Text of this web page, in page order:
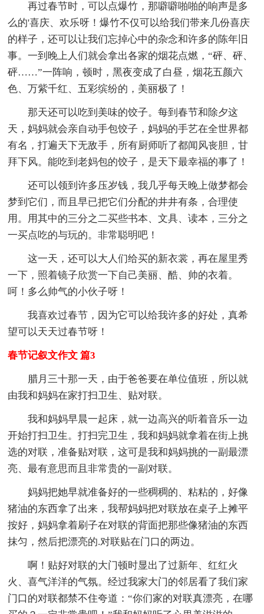
再过春节时，可以点爆竹，那噼噼啪啪的响声是多
么的'喜庆、欢乐呀！爆竹不仅可以给我们带来几份喜庆
的样子，还可以让我们忘掉心中的杂念和许多的陈年旧
事。一到晚上人们就会拿出各家的烟花点燃，“砰、砰、
砰……”一阵响，顿时，黑夜变成了白昼，烟花五颜六
色、万紫千红、五彩缤纷的，美丽极了！
那天还可以吃到美味的饺子。每到春节和除夕这
天，妈妈就会亲自动手包饺子，妈妈的手艺在全世界都
有名，打遍天下无敌手，所有厨师听了都闻风丧胆，甘
拜下风。能吃到老妈包的饺子，是天下最幸福的事了！
还可以领到许多压岁钱，我几乎每天晚上做梦都会
梦到它们，而且早已把它们分配的井井有条，合理使
用。用其中的三分之二买些书本、文具、读本，三分之
一买点吃的与玩的。非常聪明吧！
这一天，还可以大人们给买的新衣裳，再在屋里秀
一下，照着镜子欣赏一下自己美丽、酷、帅的衣着。
呵！多么帅气的小伙子呀！
我喜欢过春节，因为它可以给我许多的好处，真希
望可以天天过春节呀！
春节记叙文作文 篇3
腊月三十那一天，由于爸爸要在单位值班，所以就
由我和妈妈在家打扫卫生、贴对联。
我和妈妈早晨一起床，就一边高兴的听着音乐一边
开始打扫卫生。打扫完卫生，我和妈妈就拿着在街上挑
选的对联，准备贴对联，这可是我和妈妈挑的一副最漂
亮、最有意思而且非常贵的一副对联。
妈妈把她早就准备好的一些稠稠的、粘粘的，好像
猪油的东西拿了出来，我帮妈妈把对联放在桌子上摊平
按好，妈妈拿着刷子在对联的背面把那些像猪油的东西
抹匀，然后把漂亮的.对联贴在门口的两边。
啊！贴好对联的大门顿时显出了过新年、红红火
火、喜气洋洋的气氛。经过我家大门的邻居看了我们家
门口的对联都禁不住夸道：“你们家的对联真漂亮，在哪